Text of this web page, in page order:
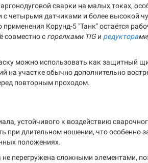
сварки на малых токах,
четырьмя датчиками и более высокой
Корунд-5 "Танк" остаётся
совместно с горелками TIGи редукторами
можно использовать как защитный
на участке обычно дополнительно
повторным проходом.
устойчивого к воздействию
длительном ношении, что особенно
положениях.
перегружена сложными элементами,